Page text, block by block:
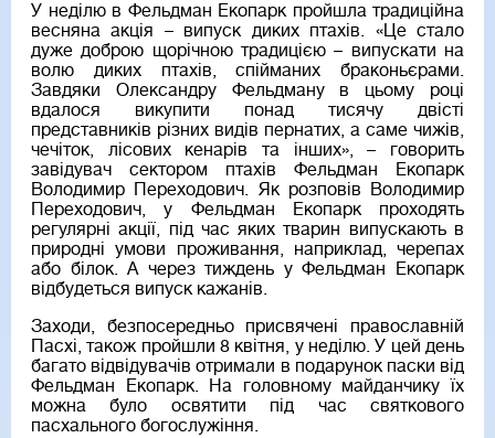
У неділю в Фельдман Екопарк пройшла традиційна
весняна акція – випуск диких птахів. «Це стало
дуже доброю щорічною традицією – випускати на
волю диких птахів, спійманих браконьєрами.
Завдяки Олександру Фельдману в цьому році
вдалося викупити понад тисячу двісті
представників різних видів пернатих, а саме чижів,
чечіток, лісових кенарів та інших», – говорить
завідувач сектором птахів Фельдман Екопарк
Володимир Переходович. Як розповів Володимир
Переходович, у Фельдман Екопарк проходять
регулярні акції, під час яких тварин випускають в
природні умови проживання, наприклад, черепах
або білок. А через тиждень у Фельдман Екопарк
відбудеться випуск кажанів.
Заходи, безпосередньо присвячені православній
Пасхі, також пройшли 8 квітня, у неділю. У цей день
багато відвідувачів отримали в подарунок паски від
Фельдман Екопарк. На головному майданчику їх
можна було освятити під час святкового
пасхального богослужіння.